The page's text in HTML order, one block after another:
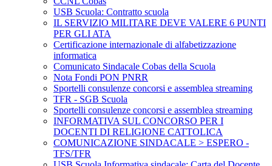
USB Scuola: Contratto scuola
IL SERVIZIO MILITARE DEVE VALERE 6 PUNTI
PER GLI ATA
Certificazione internazionale di alfabetizzazione
informatica
Comunicato Sindacale Cobas della Scuola
Nota Fondi PON PNRR
Sportelli consulenze concorsi e assemblea streaming
TFR - SGB Scuola
Sportelli consulenze concorsi e assemblea streaming
INFORMATIVA SUL CONCORSO PER I
DOCENTI DI RELIGIONE CATTOLICA
COMUNICAZIONE SINDACALE > ESPERO -
TFS/TFR